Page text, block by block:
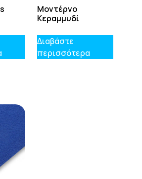
Μοντέρνο
Κεραμμυδί
Διαβάστε
περισσότερα